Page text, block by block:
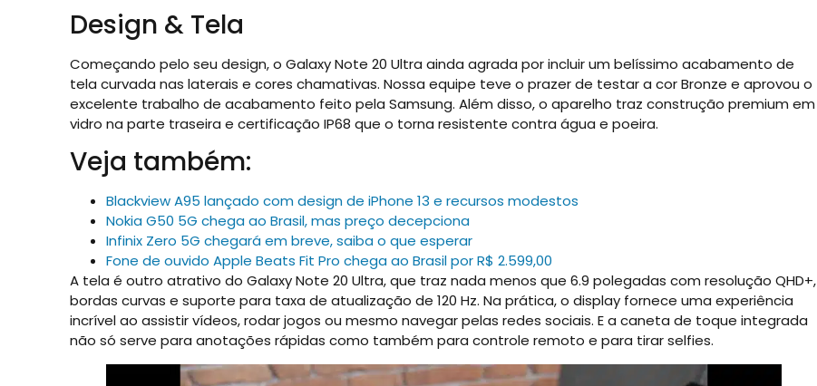
Design & Tela
Começando pelo seu design, o Galaxy Note 20 Ultra ainda agrada por incluir um belíssimo acabamento de
tela curvada nas laterais e cores chamativas. Nossa equipe teve o prazer de testar a cor Bronze e aprovou o
excelente trabalho de acabamento feito pela Samsung. Além disso, o aparelho traz construção premium em
vidro na parte traseira e certificação IP68 que o torna resistente contra água e poeira.
Veja também:
Blackview A95 lançado com design de iPhone 13 e recursos modestos
Nokia G50 5G chega ao Brasil, mas preço decepciona
Infinix Zero 5G chegará em breve, saiba o que esperar
Fone de ouvido Apple Beats Fit Pro chega ao Brasil por R$ 2.599,00
A tela é outro atrativo do Galaxy Note 20 Ultra, que traz nada menos que 6.9 polegadas com resolução QHD+,
bordas curvas e suporte para taxa de atualização de 120 Hz. Na prática, o display fornece uma experiência
incrível ao assistir vídeos, rodar jogos ou mesmo navegar pelas redes sociais. E a caneta de toque integrada
não só serve para anotações rápidas como também para controle remoto e para tirar selfies.